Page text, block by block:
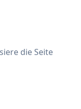
die Seite